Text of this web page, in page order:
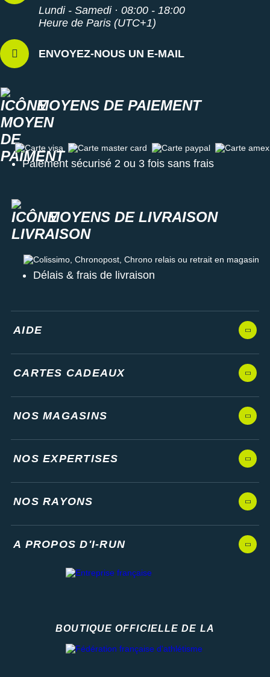
Lundi - Samedi · 08:00 - 18:00
Heure de Paris (UTC+1)
ENVOYEZ-NOUS UN E-MAIL
MOYENS DE PAIEMENT
Carte visa Carte master card Carte paypal Carte amex
Paiement sécurisé 2 ou 3 fois sans frais
MOYENS DE LIVRAISON
Colissimo, Chronopost, Chrono relais ou retrait en magasin
Délais & frais de livraison
AIDE
CARTES CADEAUX
NOS MAGASINS
NOS EXPERTISES
NOS RAYONS
A PROPOS D'I-RUN
BOUTIQUE OFFICIELLE DE LA